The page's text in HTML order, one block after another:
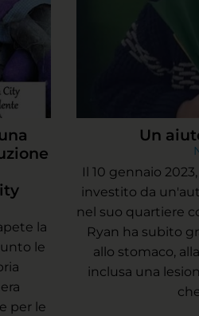
la
le
per le
Un
Il 10 gennaio
investito da
nel suo quartiere
Ryan ha subito
allo stomaco,
inclusa una